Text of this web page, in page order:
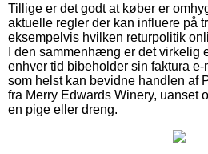
Tillige er det godt at køber er
aktuelle regler der kan influere på
eksempelvis hvilken returpolitik
I den sammenhæng er det virkelig
enhver tid bibeholder sin faktura
som helst kan bevidne handlen af
fra Merry Edwards Winery, uanset
en pige eller dreng.